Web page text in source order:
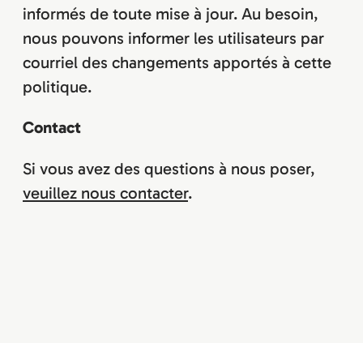
informés de toute mise à jour. Au besoin,
nous pouvons informer les utilisateurs par
courriel des changements apportés à cette
politique.
Contact
Si vous avez des questions à nous poser,
veuillez nous contacter.